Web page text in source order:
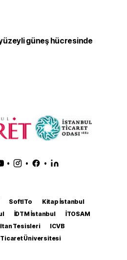
güneş hücresinde
• • •
SoftITo
Kitap İstanbul
İDTM İstanbul
İTOSAM
Tesisleri
ICVB
Üniversitesi